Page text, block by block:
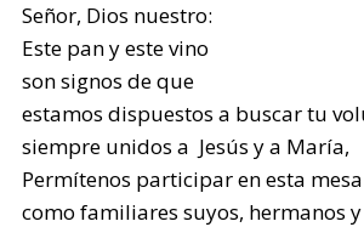
Señor, Dios nuestro:
Este pan y este vino
son signos de que
estamos dispuestos a buscar tu
siempre unidos a Jesús y a María,
Permítenos participar en esta
como familiares suyos, hermanos